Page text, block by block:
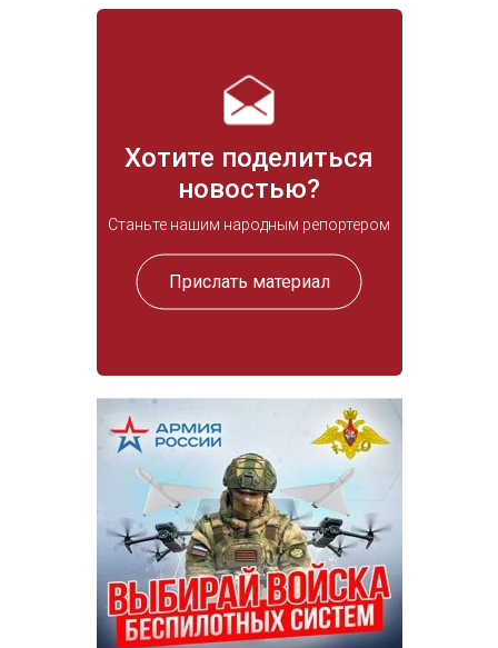
Хотите поделиться
новостью?
Станьте нашим народным репортером
Прислать материал